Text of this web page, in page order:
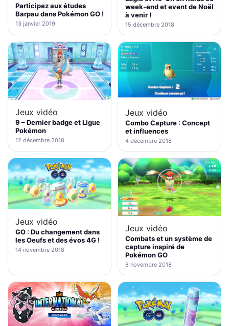
Participez aux études
Barpau dans Pokémon GO !
13 janvier 2019
week-end et event de Noël
à venir !
15 décembre 2018
Jeux vidéo
9 – Dernier badge et Ligue
Pokémon
12 décembre 2018
Jeux vidéo
Combo Capture : Concept
et influences
4 décembre 2018
Jeux vidéo
GO : Du changement dans
les Oeufs et des évos 4G !
14 novembre 2018
Jeux vidéo
Combats et un système de
capture inspiré de
Pokémon GO
8 novembre 2018